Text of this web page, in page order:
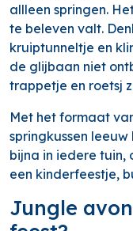
allleen springen.
te beleven valt.
kruiptunneltje en
de glijbaan niet
trappetje en roetsj
Met het formaat
springkussen
bijna in iedere tuin,
een kinderfeestje,
Jungle